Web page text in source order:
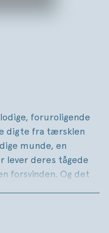
foruroligende
digte fra tærsklen
munde, en
lever deres tågede
forsvinden. Og det